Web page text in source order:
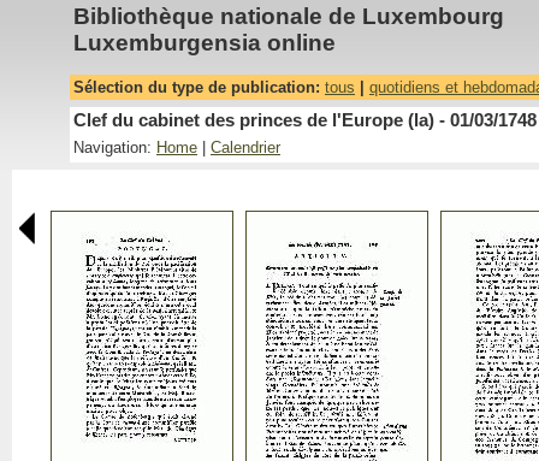
Bibliothèque nationale de Luxembourg
Luxemburgensia online
Sélection du type de publication: tous quotidiens et
Clef du cabinet des princes de l'Europe (la) - 01/03/1748
Navigation: Home Calendrier